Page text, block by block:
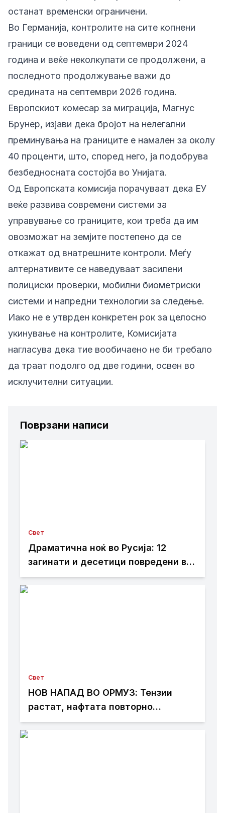
останат временски ограничени.
Во Германија, контролите на сите копнени
граници се воведени од септември 2024
година и веќе неколкупати се продолжени, а
последното продолжување важи до
средината на септември 2026 година.
Европскиот комесар за миграција, Магнус
Брунер, изјави дека бројот на нелегални
преминувања на границите е намален за околу
40 проценти, што, според него, ја подобрува
безбедносната состојба во Унијата.
Од Европската комисија порачуваат дека ЕУ
веќе развива современи системи за
управување со границите, кои треба да им
овозможат на земјите постепено да се
откажат од внатрешните контроли. Меѓу
алтернативите се наведуваат засилени
полициски проверки, мобилни биометриски
системи и напредни технологии за следење.
Иако не е утврден конкретен рок за целосно
укинување на контролите, Комисијата
нагласува дека тие вообичаено не би требало
да траат подолго од две години, освен во
исклучителни ситуации.
Поврзани написи
Свет
Драматична ноќ во Русија: 12
загинати и десетици повредени во
напад со дронови
Свет
НОВ НАПАД ВО ОРМУЗ: Тензии
растат, нафтата повторно
поскапува